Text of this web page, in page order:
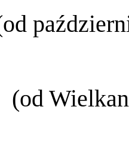
(od